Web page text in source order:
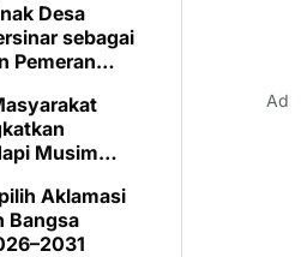
Desa
sebagai
Pemeran
Musim
Aklamasi
Bangsa
Ad